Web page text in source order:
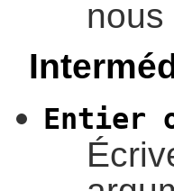
Entier